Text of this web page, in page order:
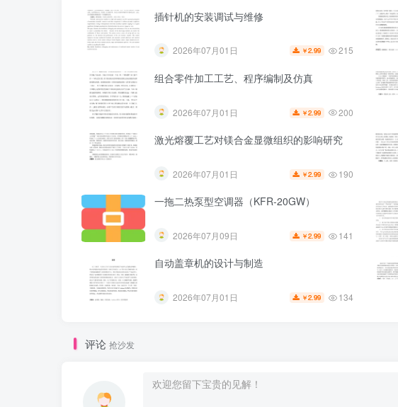
插针机的安装调试与维修
2026年07月01日 ￥2.99 215
组合零件加工工艺、程序编制及仿真
2026年07月01日 ￥2.99 200
激光熔覆工艺对镁合金显微组织的影响研究
2026年07月01日 ￥2.99 190
一拖二热泵型空调器（KFR-20GW）
2026年07月09日 ￥2.99 141
自动盖章机的设计与制造
2026年07月01日 ￥2.99 134
评论 抢沙发